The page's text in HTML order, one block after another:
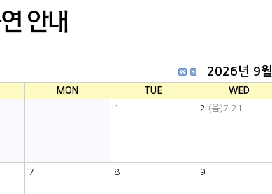
2026년 9월
MON TUE WED
1
2 (음)7.21
7 8 9